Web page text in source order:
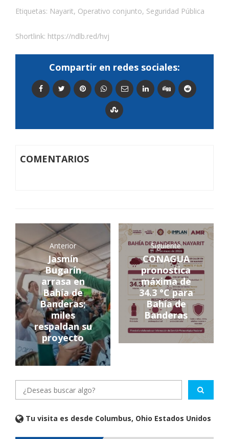
Etiquetas: Nayarit, Operativo conjunto, Seguridad Pública
Shortlink: https://ndlb.red/hvj
Compartir en redes sociales:
COMENTARIOS
Anterior
Jasmín
Bugarín
arrasa en
Bahía de
Banderas;
miles
respaldan su
proyecto
Siguiente
CONAGUA
pronostica
máxima de
34.3 °C para
Bahía de
Banderas
Tu visita es desde Columbus, Ohio Estados Unidos